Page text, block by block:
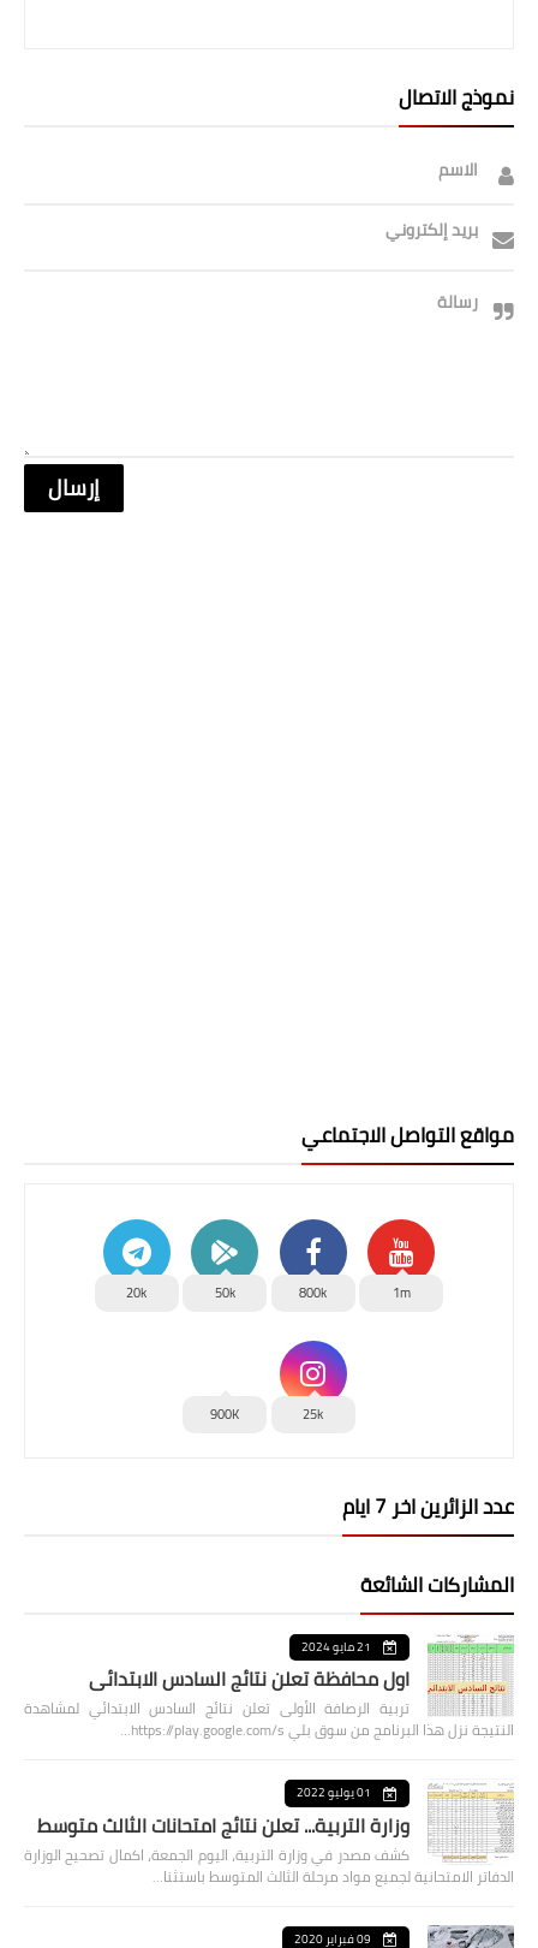
نموذج الاتصال
الاسم
بريد إلكتروني
رسالة
مواقع التواصل الاجتماعي
1m
800k
50k
20k
25k
900K
عدد الزائرين اخر 7 ايام
المشاركات الشائعة
21 مايو 2024
اول محافظة تعلن نتائج السادس الابتدائي
تربية الرصافة الأولى تعلن نتائج السادس الابتدائي لمشاهدة
النتيجة نزل هذا البرنامج من سوق بلي https://play.google.com/s…
01 يوليو 2022
وزارة التربية... تعلن نتائج امتحانات الثالث متوسط
كشف مصدر في وزارة التربية، اليوم الجمعة، اكمال تصحيح الوزارة
الدفاتر الامتحانية لجميع مواد مرحلة الثالث المتوسط باستثنا…
09 فبراير 2020